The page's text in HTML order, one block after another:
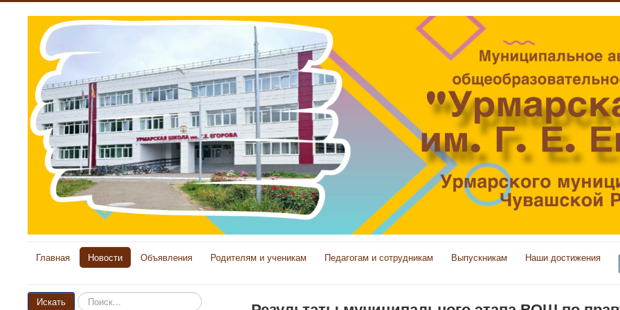
Главная Новости Объявления Родителям и ученикам Педагогам и сотрудникам Выпускникам Наши достижения
Искать Искать...